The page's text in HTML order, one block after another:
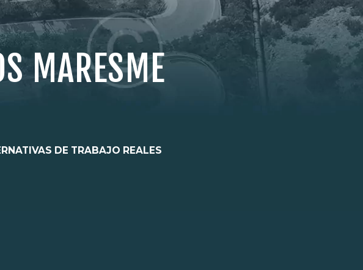
MARESME
DE TRABAJO REALES